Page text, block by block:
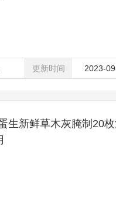
更新时间 2023-
生新鲜草木灰腌制20